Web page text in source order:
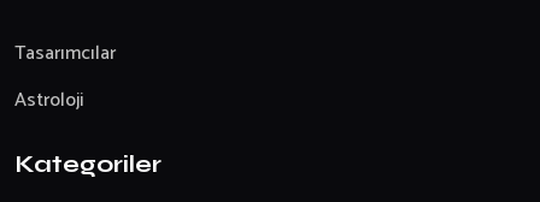
Tasarımcılar
Astroloji
Kategoriler